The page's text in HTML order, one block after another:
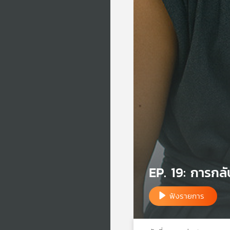
EP. 19: การก
ฟังรายการ